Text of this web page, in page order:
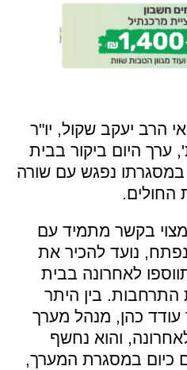
הרב יעקב שקול, יו"ר
ערך היום ביקור בבית
נפגש עם שורה
החולים.
בקשר מתמיד עם
נועד להכיר את
לאחרונה בבית
בין היתר
כהן, מנהל מערך
והוא נחשף
כיום במסגרת המערך,